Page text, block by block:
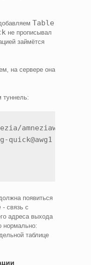
Table
не прописывал
займётся
на сервере она
туннель:
amneziawg/
появиться
- связь с
адреса выхода
нормально:
таблице